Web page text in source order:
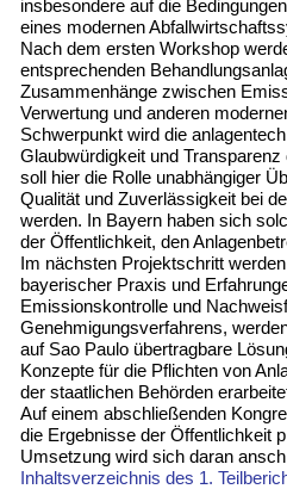
insbesondere auf die
eines modernen
Nach dem ersten Workshop
entsprechenden
Zusammenhänge zwischen
Verwertung und anderen
Schwerpunkt wird die
Glaubwürdigkeit und
soll hier die Rolle unabhängiger
Qualität und Zuverlässigkeit bei
werden. In Bayern haben sich
der Öffentlichkeit, den
Im nächsten Projektschritt
bayerischer Praxis und
Emissionskontrolle und
Genehmigungsverfahrens,
auf Sao Paulo übertragbare
Konzepte für die Pflichten von
der staatlichen Behörden
Auf einem abschließenden
die Ergebnisse der Öffentlichkeit
Umsetzung wird sich daran
Inhaltsverzeichnis des 1.